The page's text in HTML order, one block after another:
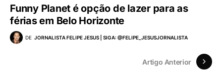
Funny Planet é opção de lazer para as
férias em Belo Horizonte
DE JORNALISTA FELIPE JESUS | SIGA: @FELIPE_JESUSJORNALISTA
Artigo Anterior